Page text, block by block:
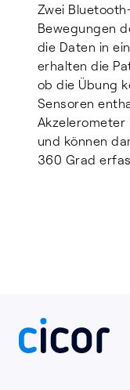
Zwei
Bewegungen
die Daten in
erhalten die
ob die Übung
Sensoren
und können
360 Grad